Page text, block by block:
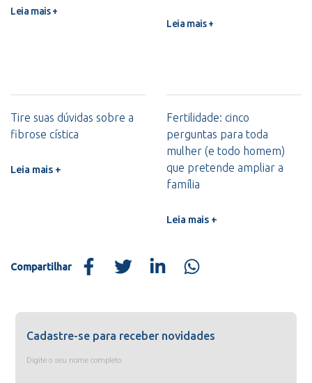
Leia mais +
Leia mais +
Tire suas dúvidas sobre a
fibrose cística
Leia mais +
Fertilidade: cinco
perguntas para toda
mulher (e todo homem)
que pretende ampliar a
família
Leia mais +
Compartilhar
Cadastre-se para receber novidades
Digite o seu nome completo